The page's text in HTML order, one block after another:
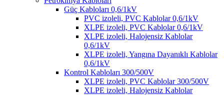
Güç Kabloları 0,6/1kV
PVC izoleli, PVC Kablolar 0,6/1kV
XLPE izoleli, PVC Kablolar 0,6/1kV
XLPE izoleli, Halojensiz Kablolar
0,6/1kV
XLPE izoleli, Yangına Dayanıklı Kablolar
0,6/1kV
Kontrol Kabloları 300/500V
XLPE izoleli, PVC Kablolar 300/500V
XLPE izoleli, Halojensiz Kablolar